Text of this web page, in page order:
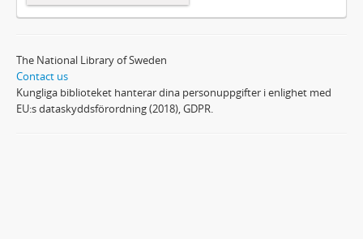
The National Library of Sweden
Contact us
Kungliga biblioteket hanterar dina personuppgifter i enlighet med
EU:s dataskyddsförordning (2018), GDPR.